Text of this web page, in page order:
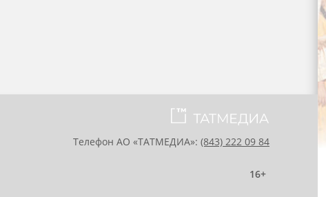
Телефон АО «ТАТМЕДИА»: (843) 222 09 84
16+